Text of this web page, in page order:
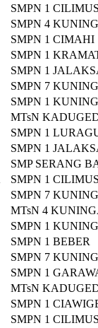
SMPN 1
SMPN 4
SMPN 1 CIMAHI
SMPN 1
SMPN 1
SMPN 7
SMPN 1
MTsN
SMPN 1
SMPN 1
SMP SERANG
SMPN 1
SMPN 7
MTsN 4
SMPN 1
SMPN 1 BEBER
SMPN 7
SMPN 1
MTsN
SMPN 1
SMPN 1